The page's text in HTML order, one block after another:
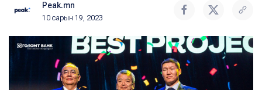
Peak.mn
10 сарын 19, 2023